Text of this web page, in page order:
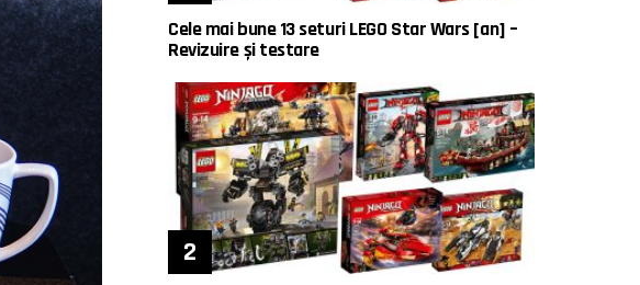
Cele mai bune 13 seturi LEGO Star Wars [an] –
Revizuire și testare